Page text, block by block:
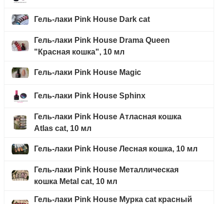
Гель-лаки Pink House Dark cat
Гель-лаки Pink House Drama Queen
"Красная кошка", 10 мл
Гель-лаки Pink House Magic
Гель-лаки Pink House Sphinx
Гель-лаки Pink House Атласная кошка
Atlas cat, 10 мл
Гель-лаки Pink House Лесная кошка, 10 мл
Гель-лаки Pink House Металлическая
кошка Metal cat, 10 мл
Гель-лаки Pink House Мурка cat красный